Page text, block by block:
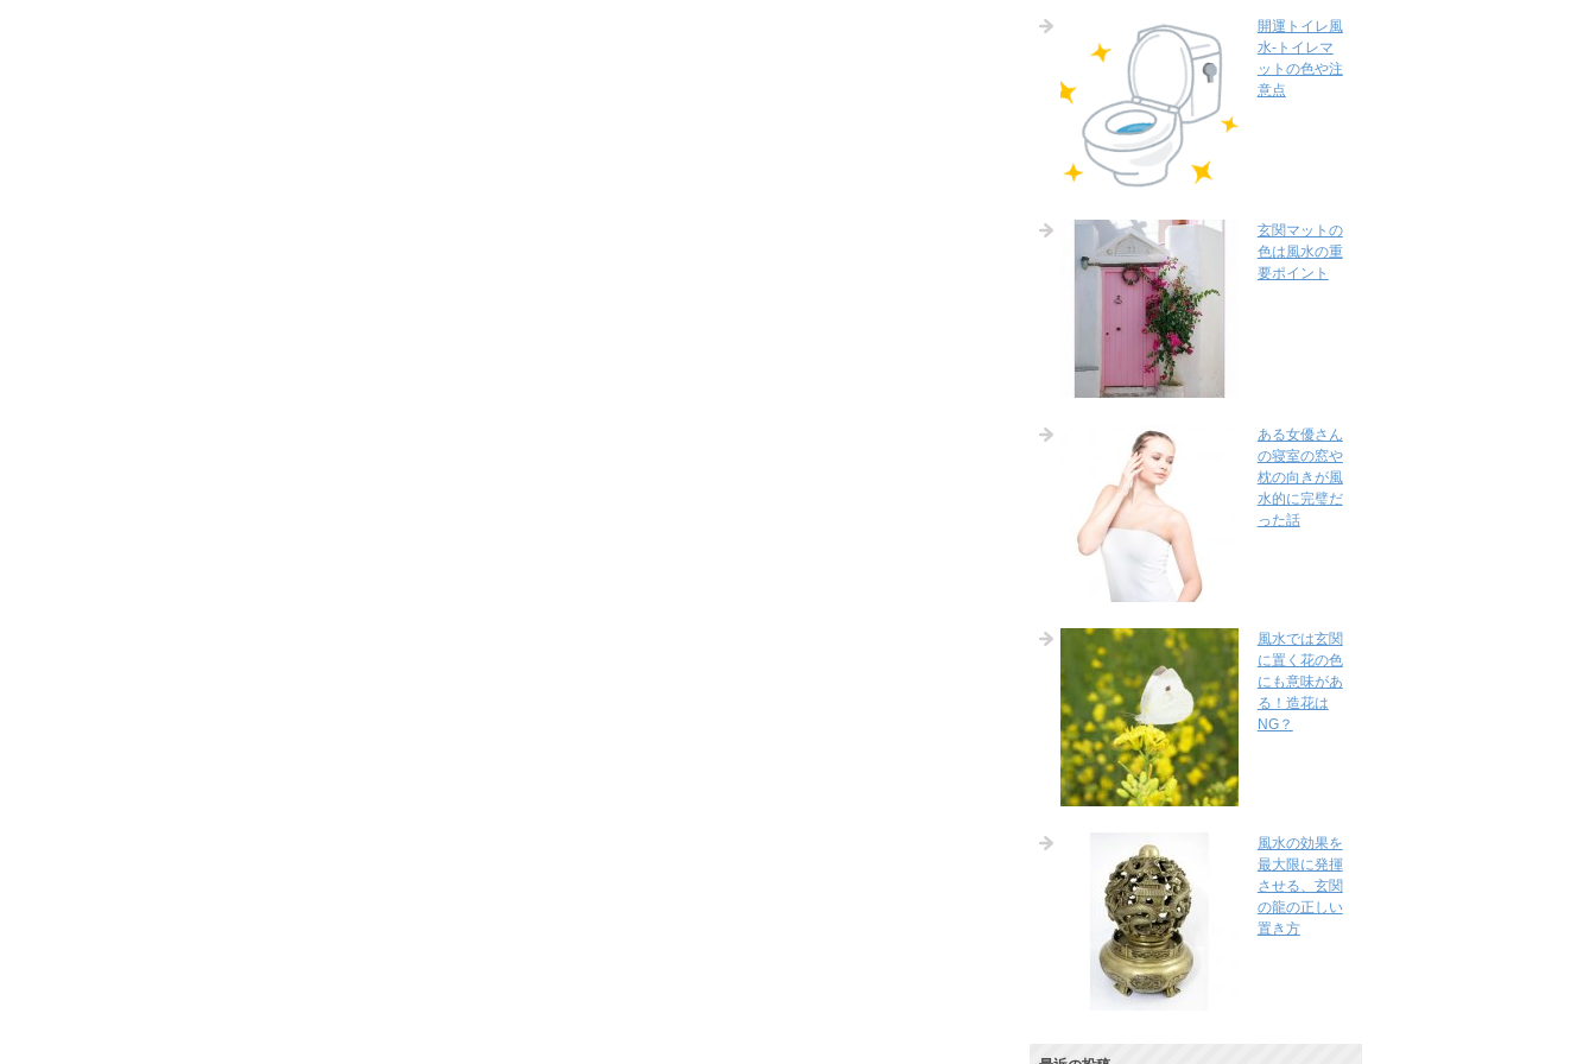
開運トイレ風
水-トイレマ
ットの色や注
意点
玄関マットの
色は風水の重
要ポイント
ある女優さん
の寝室の窓や
枕の向きが風
水的に完璧だ
った話
風水では玄関
に置く花の色
にも意味があ
る！造花は
NG？
風水の効果を
最大限に発揮
させる、玄関
の龍の正しい
置き方